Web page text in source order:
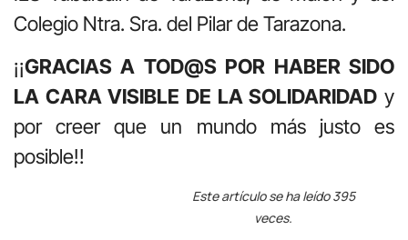
Colegio Ntra. Sra. del Pilar de Tarazona.
¡¡GRACIAS A TOD@S POR HABER SIDO
LA CARA VISIBLE DE LA SOLIDARIDAD y
por creer que un mundo más justo es
posible!!
Este artículo se ha leído 395
veces.